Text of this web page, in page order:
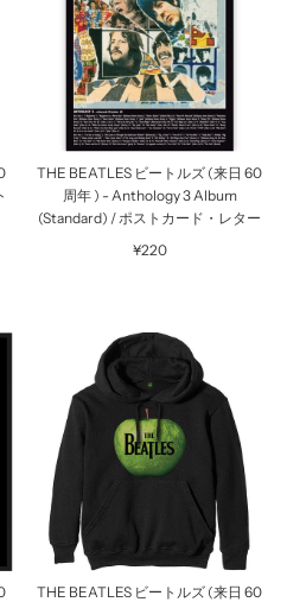
THE BEATLES ビートルズ (来日 60
周年 ) - Anthology 3 Album
(Standard) / ポストカード・レター
¥220
THE BEATLES ビートルズ (来日 60